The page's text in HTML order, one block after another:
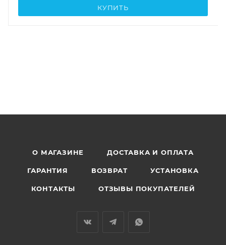
КУПИТЬ
О МАГАЗИНЕ ДОСТАВКА И ОПЛАТА
ГАРАНТИЯ ВОЗВРАТ УСТАНОВКА
КОНТАКТЫ ОТЗЫВЫ ПОКУПАТЕЛЕЙ